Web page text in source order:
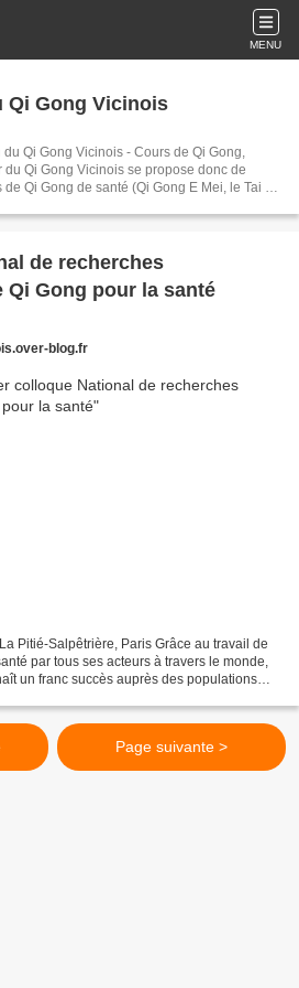
MENU
Qi Gong Vicinois
Qi Gong Vicinois - Cours de Qi Gong,
du Qi Gong Vicinois se propose donc de
Qi Gong de santé (Qi Gong E Mei, le Tai Ji
véritable chemin vers le bien-être,
de recherches
Gong pour la santé
blog.fr
Pitié-Salpêtrière, Paris Grâce au travail de
par tous ses acteurs à travers le monde,
un franc succès auprès des populations
Page suivante >